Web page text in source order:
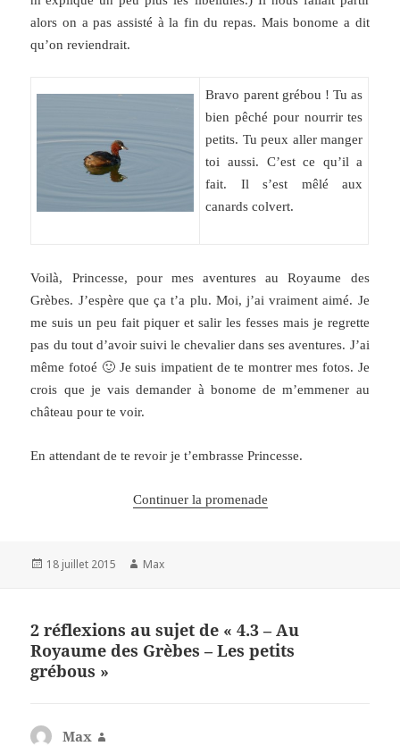
alors on a pas assisté à la fin du repas. Mais bonome a dit
qu’on reviendrait.
Bravo parent grébou ! Tu as
bien pêché pour nourrir tes
petits. Tu peux aller manger
toi aussi. C’est ce qu’il a
fait. Il s’est mêlé aux
canards colvert.
Voilà, Princesse, pour mes aventures au Royaume des
Grèbes. J’espère que ça t’a plu. Moi, j’ai vraiment aimé. Je
me suis un peu fait piquer et salir les fesses mais je regrette
pas du tout d’avoir suivi le chevalier dans ses aventures. J’ai
même fotoé 🙂 Je suis impatient de te montrer mes fotos. Je
crois que je vais demander à bonome de m’emmener au
château pour te voir.
En attendant de te revoir je t’embrasse Princesse.
Continuer la promenade
Publié
18 juillet 2015 Auteur
Max
2 réflexions au sujet de « 4.3 – Au
Royaume des Grèbes – Les petits
grébous »
Max